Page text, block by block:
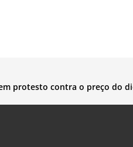
protesto contra o preço do